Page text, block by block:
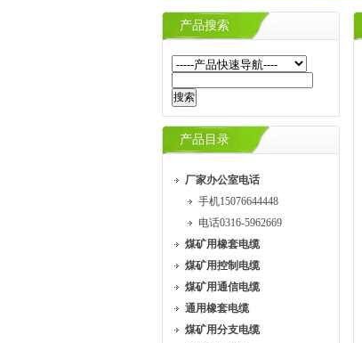
产品搜索
产品目录
厂家办公室电话
手机15076644448
电话0316-5962669
煤矿用橡套电缆
煤矿用控制电缆
煤矿用通信电缆
通用橡套电缆
煤矿用分支电缆